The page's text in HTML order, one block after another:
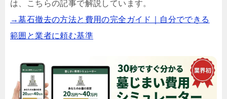
は、こちらの記事で解説しています。
→墓石撤去の方法と費用の完全ガイド｜自分でできる
範囲と業者に頼む基準